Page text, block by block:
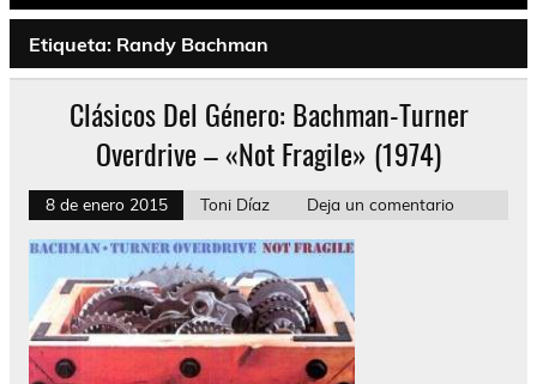
Etiqueta: Randy Bachman
Clásicos Del Género: Bachman-Turner
Overdrive – «Not Fragile» (1974)
8 de enero 2015 Toni Díaz Deja un comentario